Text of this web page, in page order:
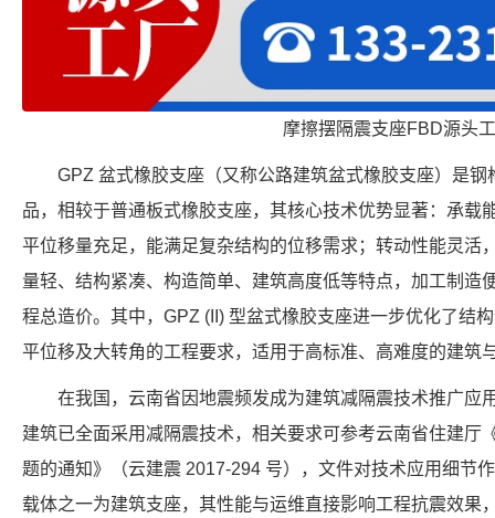
摩擦摆隔震支座FBD源头
GPZ 盆式橡胶支座（又称公路建筑盆式橡胶支座）是
品，相较于普通板式橡胶支座，其核心技术优势显著：承载
平位移量充足，能满足复杂结构的位移需求；转动性能灵活
量轻、结构紧凑、构造简单、建筑高度低等特点，加工制造
程总造价。其中，GPZ (II) 型盆式橡胶支座进一步优化了结
平位移及大转角的工程要求，适用于高标准、高难度的建筑
在我国，云南省因地震频发成为建筑减隔震技术推广应
建筑已全面采用减隔震技术，相关要求可参考云南省住建厅
题的通知》（云建震 2017-294 号），文件对技术应用细节
载体之一为建筑支座，其性能与运维直接影响工程抗震效果